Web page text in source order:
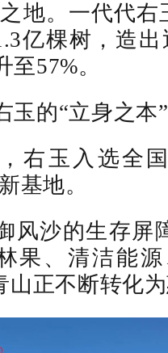
地。一代代
亿棵树，造
至57%。
玉的“立身之本
右玉入选全
基地。
风沙的生存屏
果、清洁能
山正不断转化